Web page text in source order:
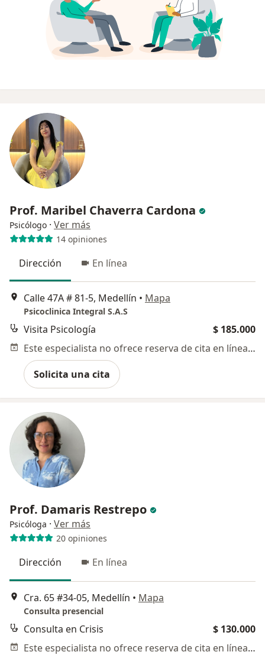
Prof. Maribel Chaverra Cardona
Psicólogo · Ver más
14 opiniones
Dirección En línea
Calle 47A # 81-5, Medellín • Mapa
Psicoclinica Integral S.A.S
Visita Psicología
$ 185.000
Este especialista no ofrece reserva de cita en línea en esta dirección.
Solicita una cita
Prof. Damaris Restrepo
Psicóloga · Ver más
20 opiniones
Dirección En línea
Cra. 65 #34-05, Medellín • Mapa
Consulta presencial
Consulta en Crisis
$ 130.000
Este especialista no ofrece reserva de cita en línea en esta dirección.